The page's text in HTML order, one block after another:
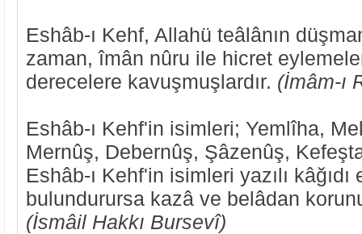
Eshâb-ı Kehf, Allahü teâlânın
zaman, îmân nûru ile hicret
derecelere kavuşmuşlardır. (İmâm-ı
Eshâb-ı Kehf'in isimleri; Yemlîha,
Mernûş, Debernûş, Şâzenûş,
Eshâb-ı Kehf'in isimleri yazılı
bulundurursa kazâ ve belâdan
(İsmâil Hakkı Bursevî)